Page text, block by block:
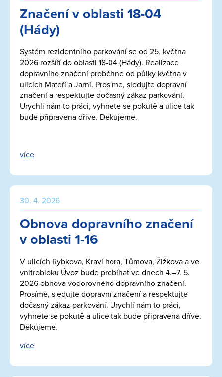
Značení v oblasti 18-04
(Hády)
Systém rezidentního parkování se od 25. května
2026 rozšíří do oblasti 18-04 (Hády). Realizace
dopravního značení proběhne od půlky května v
ulicích Mateří a Jarní. Prosíme, sledujte dopravní
značení a respektujte dočasný zákaz parkování.
Urychlí nám to práci, vyhnete se pokutě a ulice tak
bude připravena dříve. Děkujeme.
více
30. 4. 2026
Obnova dopravního značení
v oblasti 1-16
V ulicích Rybkova, Kraví hora, Tůmova, Žižkova a ve
vnitrobloku Úvoz bude probíhat ve dnech 4.–7. 5.
2026 obnova vodorovného dopravního značení.
Prosíme, sledujte dopravní značení a respektujte
dočasný zákaz parkování. Urychlí nám to práci,
vyhnete se pokutě a ulice tak bude připravena dříve.
Děkujeme.
více